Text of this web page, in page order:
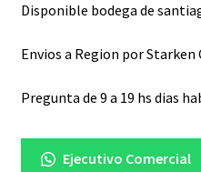
Disponible bodega de
Envios a Region por
Pregunta de 9 a 19 hs dias
Ejecutivo Comercial